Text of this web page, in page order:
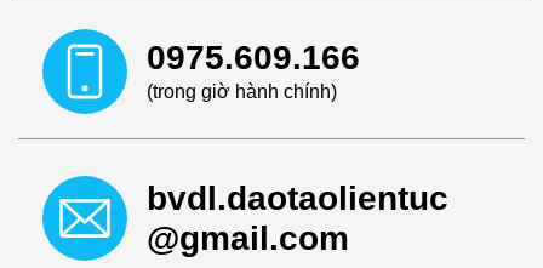
0975.609.166
(trong giờ hành chính)
bvdl.daotaolientuc
@gmail.com